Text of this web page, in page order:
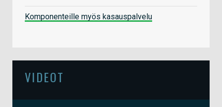
Komponenteille myös kasauspalvelu
VIDEOT